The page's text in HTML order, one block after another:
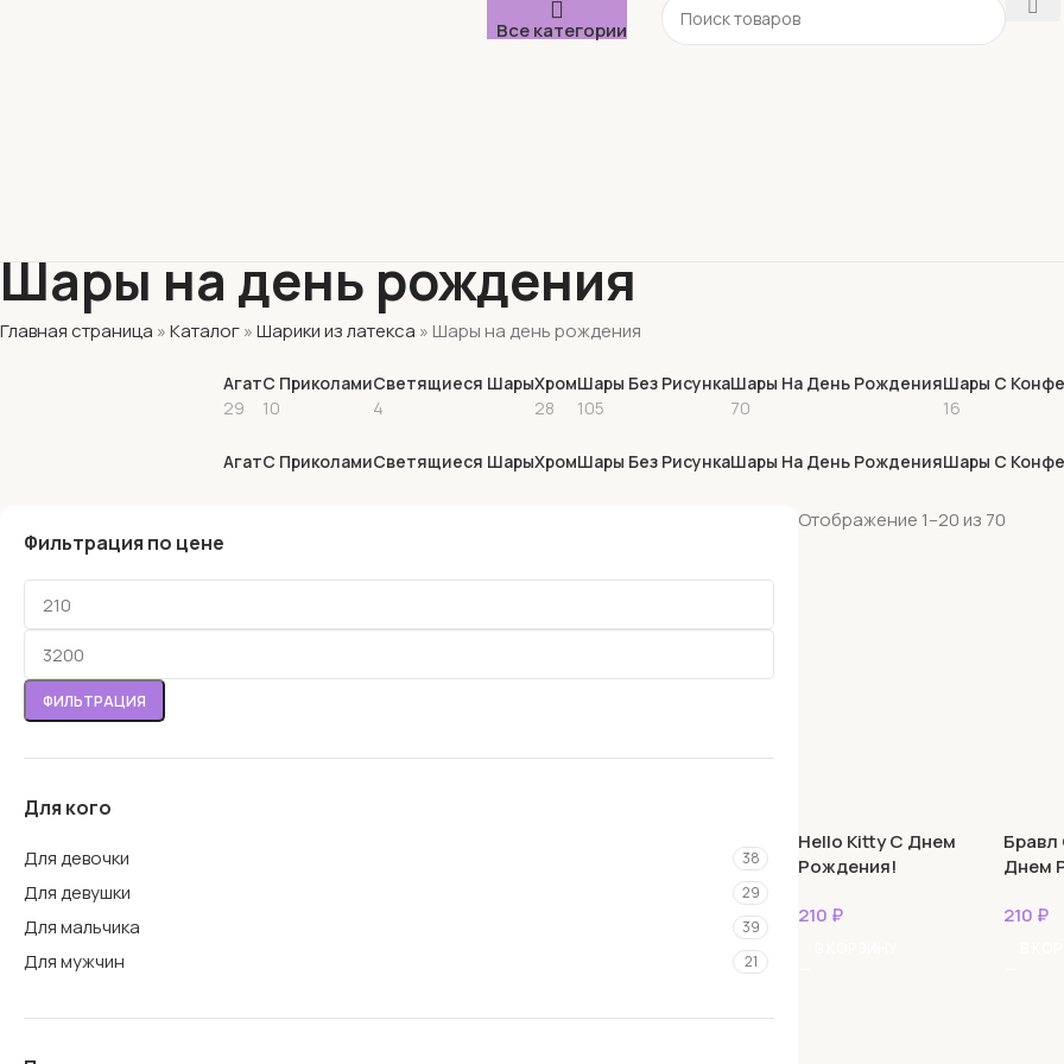
Все категории
Шары на день рождения
Главная страница »Каталог»Шарики из латекса » Шары на день рождения
Агат
29
С Приколами
10
Светящиеся Шары
4
Хром
28
Шары Без Рисунка
105
Шары На День Рождения
70
Шары С
16
АгатС ПриколамиСветящиеся ШарыХромШары Без РисункаШары На День РожденияШары С
Фильтрация по цене
ФИЛЬТРАЦИЯ
Для кого
Для девочки 38
Для девушки 29
Для мальчика 39
Для мужчин 21
Отображение 1–20 из 70
Hello Kitty С Днем
Рождения!
210 ₽
Днем
210 ₽